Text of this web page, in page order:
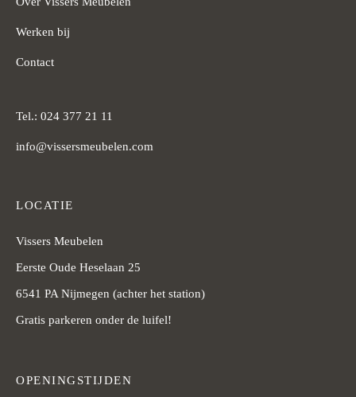
Werken bij
Contact
Tel.: 024 377 21 11
info@vissersmeubelen.com
LOCATIE
Vissers Meubelen
Eerste Oude Heselaan 25
6541 PA Nijmegen (achter het station)
Gratis parkeren onder de luifel!
OPENINGSTIJDEN